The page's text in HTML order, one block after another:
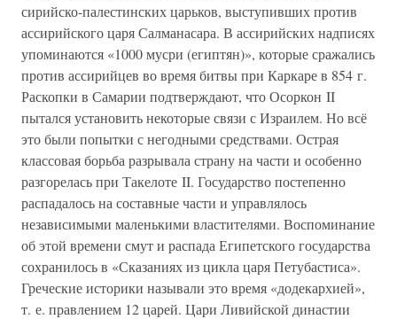
сирийско-палестинских царьков, выступивших против
ассирийского царя Салманасара. В ассирийских надписях
упоминаются «1000 мусри (египтян)», которые сражались
против ассирийцев во время битвы при Каркаре в 854 г.
Раскопки в Самарии подтверждают, что Осоркон II
пытался установить некоторые связи с Израилем. Но всё
это были попытки с негодными средствами. Острая
классовая борьба разрывала страну на части и особенно
разгорелась при Такелоте II. Государство постепенно
распадалось на составные части и управлялось
независимыми маленькими властителями. Воспоминание
об этой времени смут и распада Египетского государства
сохранилось в «Сказаниях из цикла царя Петубастиса».
Греческие историки называли это время «додекархией»,
т. е. правлением 12 царей. Цари Ливийской династии